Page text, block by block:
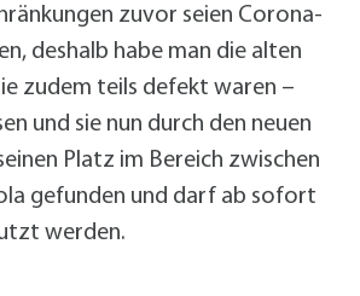
zuvor seien Corona-
deshalb habe man die alten
zudem teils defekt waren –
und sie nun durch den neuen
Platz im Bereich zwischen
gefunden und darf ab sofort
werden.